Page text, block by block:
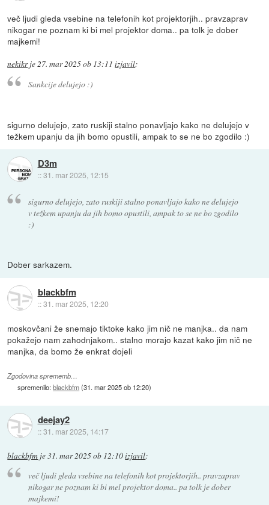
več ljudi gleda vsebine na telefonih kot projektorjih.. pravzaprav
nikogar ne poznam ki bi mel projektor doma.. pa tolk je dober
majkemi!
nekikrje27. mar 2025 ob 13:11 izjavil:
Sankcije delujejo :)
sigurno delujejo, zato ruskiji stalno ponavljajo kako ne delujejo v
težkem upanju da jih bomo opustili, ampak to se ne bo zgodilo :)
D3m
::31. mar 2025, 12:15
sigurno delujejo, zato ruskiji stalno ponavljajo kako ne delujejo
v težkem upanju da jih bomo opustili, ampak to se ne bo zgodilo
:)
Dober sarkazem.
blackbfm
::31. mar 2025, 12:20
moskovčani že snemajo tiktoke kako jim nič ne manjka.. da nam
pokažejo nam zahodnjakom.. stalno morajo kazat kako jim nič ne
manjka, da bomo že enkrat dojeli
Zgodovina sprememb…
spremenilo:blackbfm(31. mar 2025 ob 12:20)
deejay2
::31. mar 2025, 14:17
blackbfm je31. mar 2025 ob 12:10izjavil:
več ljudi gleda vsebine na telefonih kot projektorjih.. pravzaprav
nikogar ne poznam ki bi mel projektor doma.. pa tolk je dober
majkemi!